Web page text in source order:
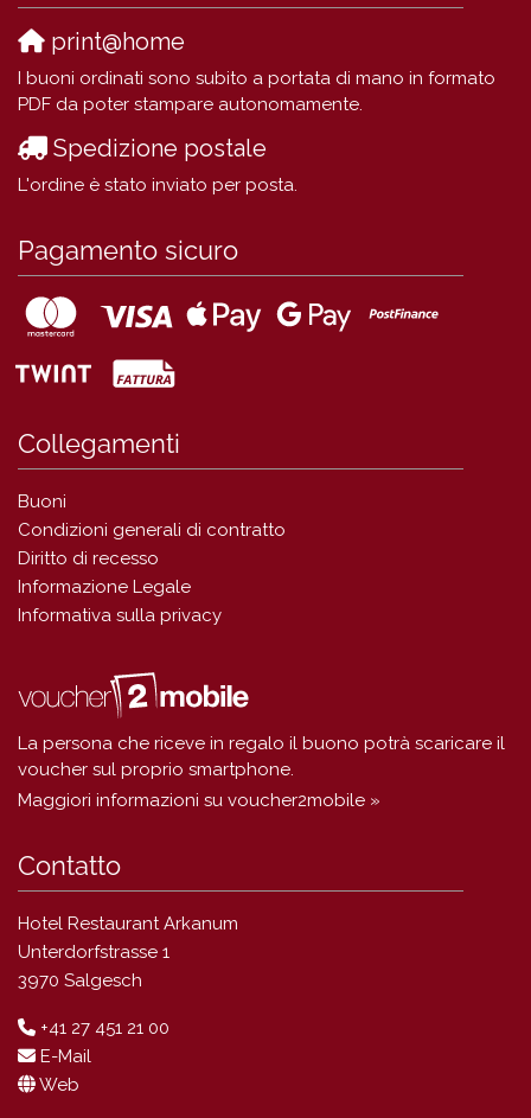
print@home
I buoni ordinati sono subito a portata di mano in formato
PDF da poter stampare autonomamente.
Spedizione postale
L'ordine è stato inviato per posta.
Pagamento sicuro
Collegamenti
Buoni
Condizioni generali di contratto
Diritto di recesso
Informazione Legale
Informativa sulla privacy
La persona che riceve in regalo il buono potrà scaricare il
voucher sul proprio smartphone.
Maggiori informazioni su voucher2mobile »
Contatto
Hotel Restaurant Arkanum
Unterdorfstrasse 1
3970 Salgesch
+41 27 451 21 00
E-Mail
Web